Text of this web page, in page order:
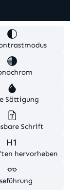
zzgl.
sind
Theme by
Sättigung
Schrift
hervorheben
bestmögliche